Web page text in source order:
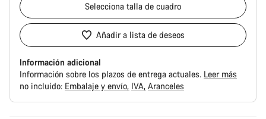
Selecciona talla de cuadro
Añadir a lista de deseos
Información adicional
Información sobre los plazos de entrega actuales. Leer más
no incluído: Embalaje y envío IVA Aranceles